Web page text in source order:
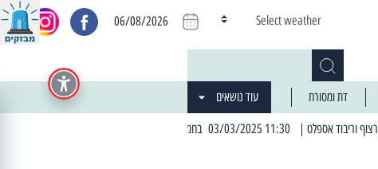
Select weather
06/08/2026
דת ומסורת עוד נושאים
| 11:30 03/03/2025 בחמישי הקרוב: הרחובות בהם תהיה הפסקת חשמל יזומה